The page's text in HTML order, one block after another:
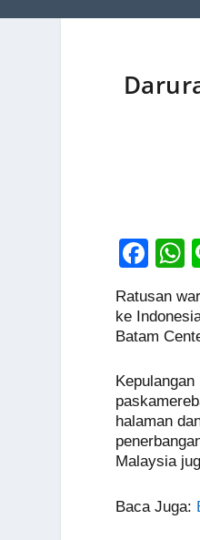
F
c
e
b
o
o
k
s
Ratusan
ke
Batam
halaman
Malaysia
Baca Juga: